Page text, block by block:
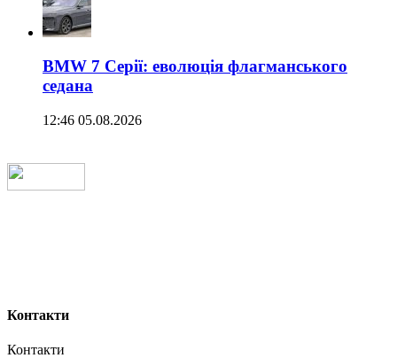
BMW 7 Серії: еволюція флагманського
седана
12:46 05.08.2026
Контакти
Контакти